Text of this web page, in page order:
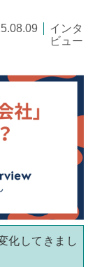
インタ
ビュー
化してきまし